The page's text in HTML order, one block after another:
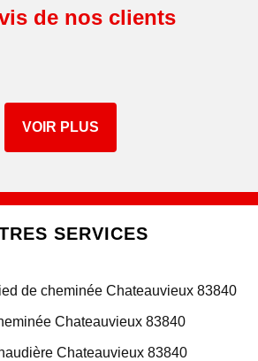
de nos clients
VOIR PLUS
SERVICES
de cheminée Chateauvieux 83840
Chateauvieux 83840
Chateauvieux 83840